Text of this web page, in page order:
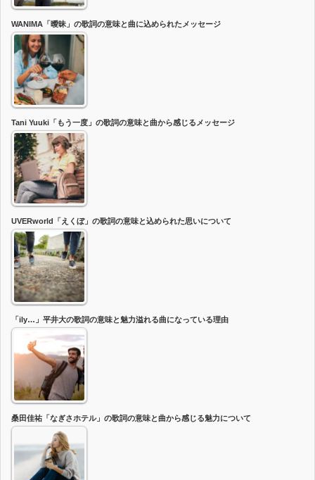
WANIMA「曖昧」の歌詞の意味と曲に込められたメッセージ
Tani Yuuki「もう一度」の歌詞の意味と曲から感じるメッセージ
UVERworld「えくぼ」の歌詞の意味と込められた思いについて
「ily…」平井大の歌詞の意味と魅力溢れる曲になっている理由
桑田佳祐「なぎさホテル」の歌詞の意味と曲から感じる魅力について